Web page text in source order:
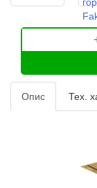
Опис Тех.